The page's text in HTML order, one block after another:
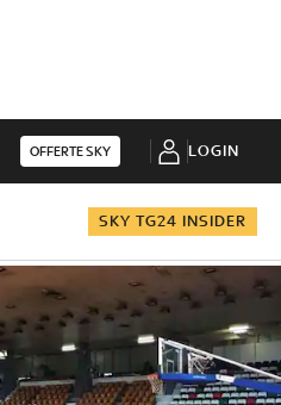
OFFERTE SKY LOGIN
SKY TG24 INSIDER